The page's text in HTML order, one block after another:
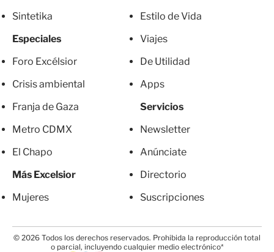
Sintetika
Especiales
Foro Excélsior
Crisis ambiental
Franja de Gaza
Metro CDMX
El Chapo
Más Excelsior
Mujeres
Estilo de Vida
Viajes
De Utilidad
Apps
Servicios
Newsletter
Anúnciate
Directorio
Suscripciones
© 2026 Todos los derechos reservados. Prohibida la reproducción total
o parcial, incluyendo cualquier medio electrónico*